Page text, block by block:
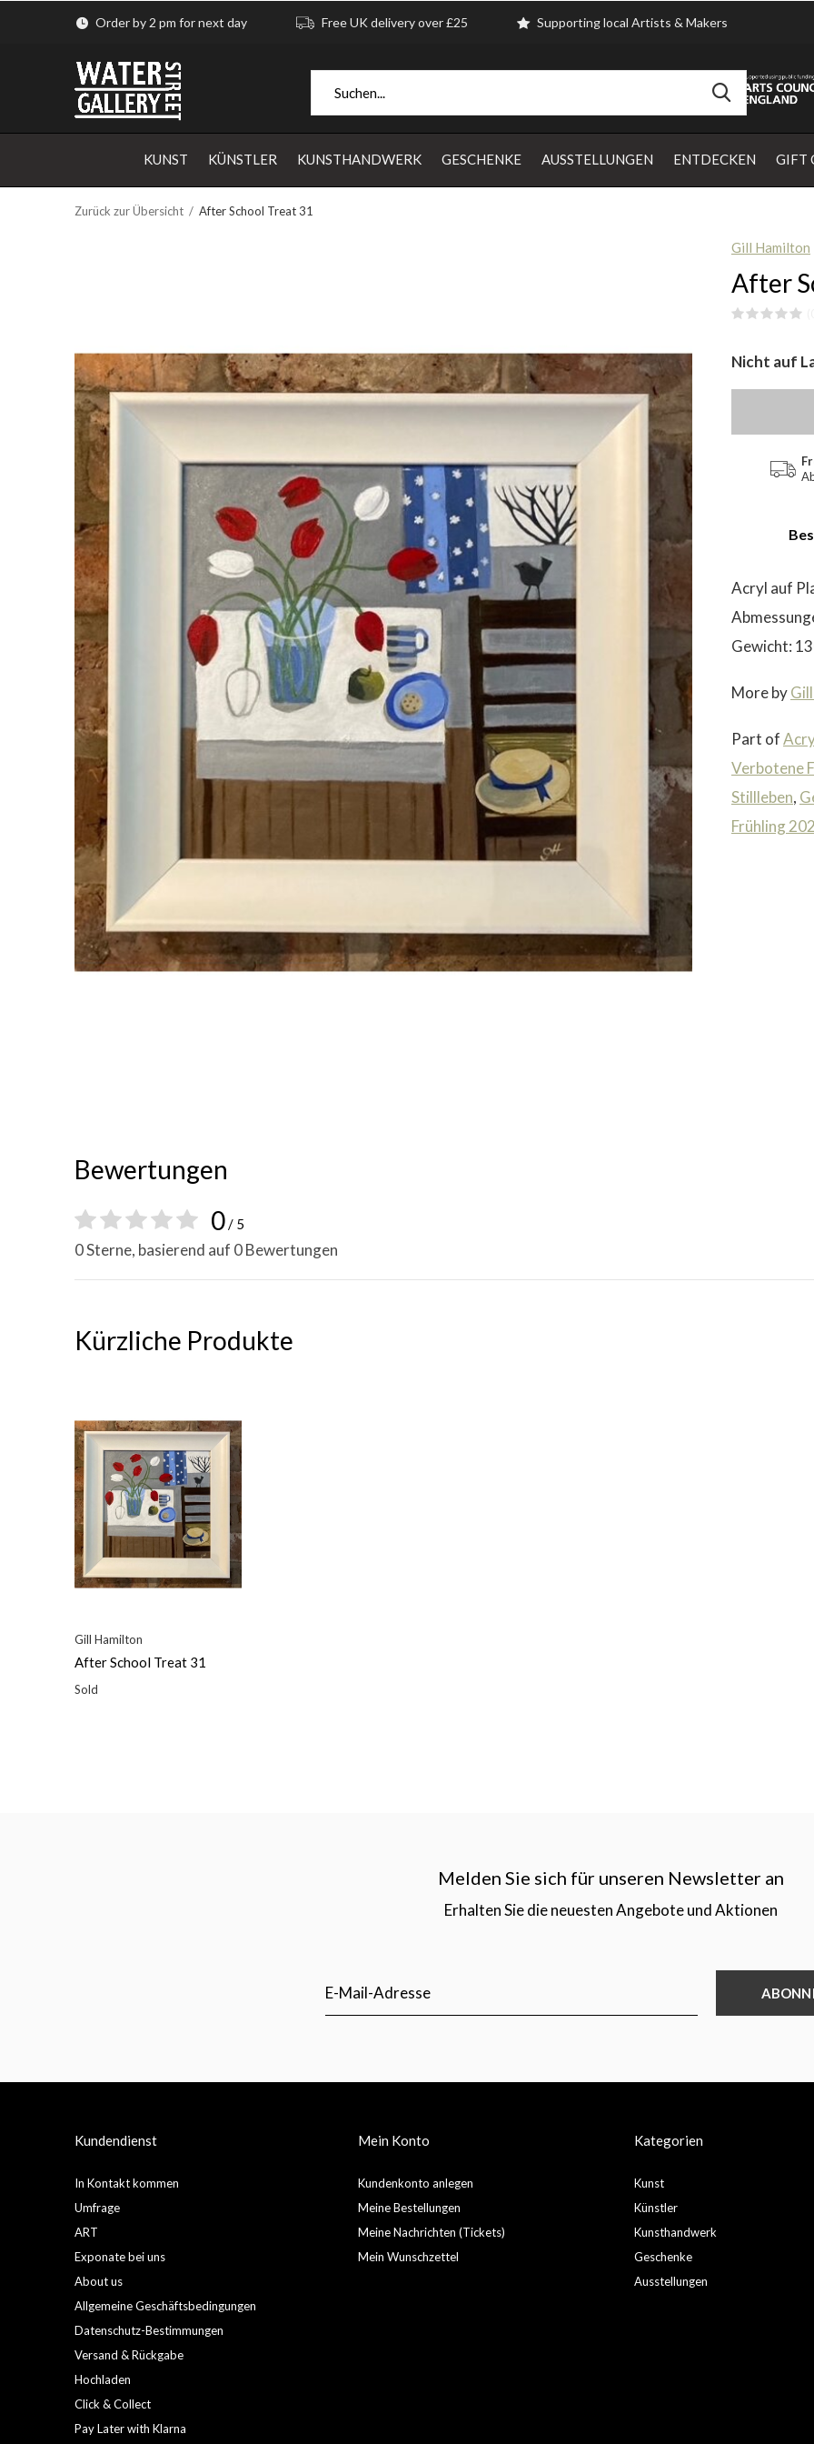
KUNST KÜNSTLER KUNSTHANDWERK GESCHENKE AUSSTELLUNGEN ENTDECKEN GIFT
Order by 2 pm for next day Free UK delivery over £25 Supporting local Artists & Makers
Zurück zur Übersicht After School Treat 31
Gill Hamilton
After
Nicht auf
Acryl auf
Gewicht:
More by
Part of
Verbotene
Stillleben,
Frühling
Bewertungen
0/ 5
0 Sterne, basierend auf 0 Bewertungen
Kürzliche Produkte
Gill Hamilton
After School Treat 31
Sold
Melden Sie sich für unseren Newsletter an
Erhalten Sie die neuesten Angebote und Aktionen
Kundendienst
In Kontakt kommen
Umfrage
ART
Exponate bei uns
About us
Allgemeine Geschäftsbedingungen
Datenschutz-Bestimmungen
Versand & Rückgabe
Hochladen
Click & Collect
Pay Later with Klarna
Mein Konto
Kundenkonto anlegen
Meine Bestellungen
Meine Nachrichten (Tickets)
Mein Wunschzettel
Kategorien
Kunst
Künstler
Kunsthandwerk
Geschenke
Ausstellungen